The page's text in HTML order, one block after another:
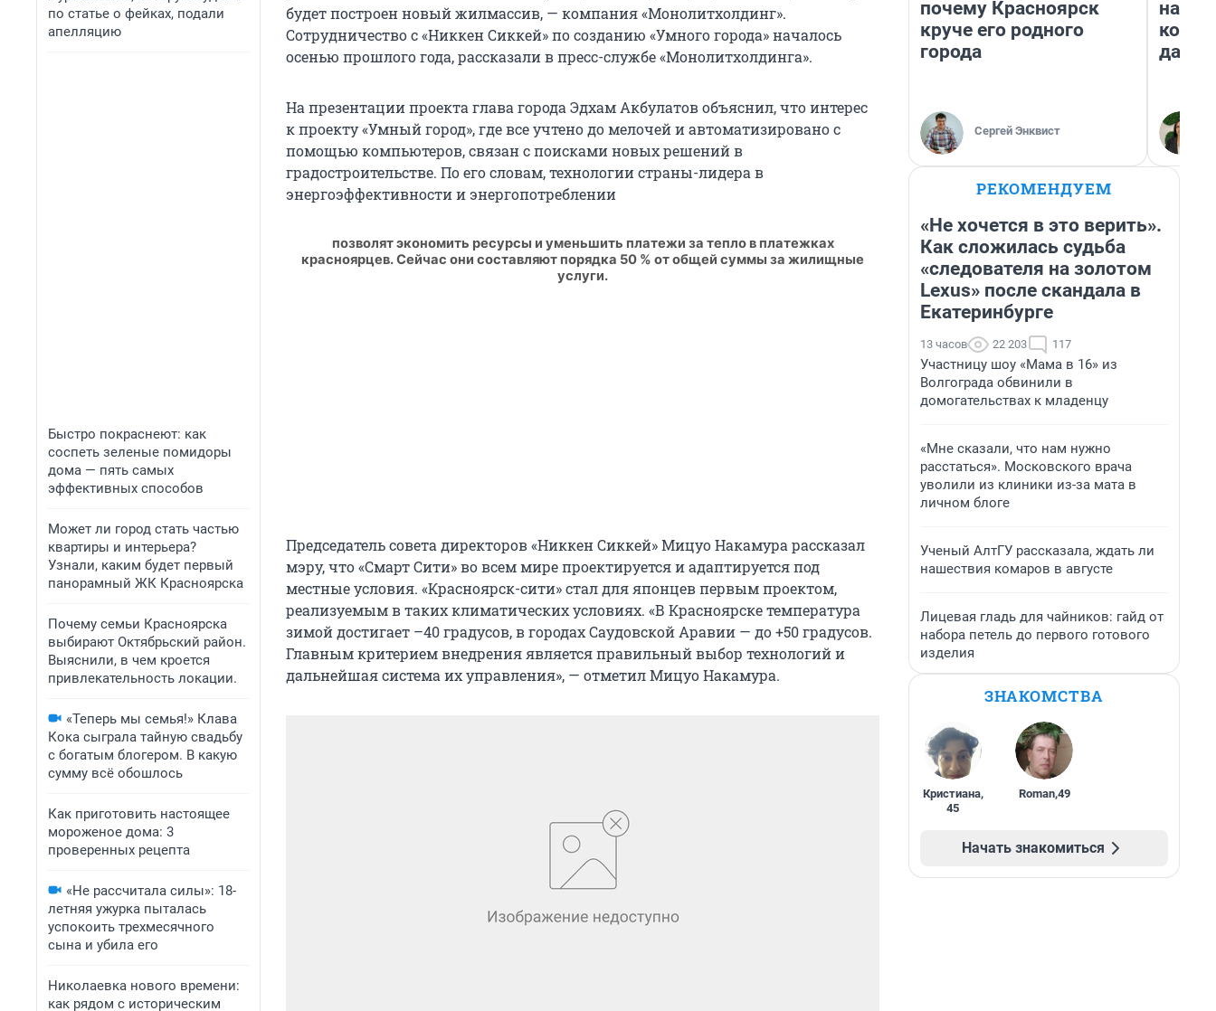
по статье о фейках, подали
апелляцию
Быстро покраснеют: как
соспеть зеленые помидоры
дома — пять самых
эффективных способов
Может ли город стать частью
квартиры и интерьера?
Узнали, каким будет первый
панорамный ЖК Красноярска
Почему семьи Красноярска
выбирают Октябрьский район.
Выяснили, в чем кроется
привлекательность локации.
«Теперь мы семья!» Клава
Кока сыграла тайную свадьбу
с богатым блогером. В какую
сумму всё обошлось
Как приготовить настоящее
мороженое дома: 3
проверенных рецепта
«Не рассчитала силы»: 18-
летняя ужурка пыталась
успокоить трехмесячного
сына и убила его
Николаевка нового времени:
как рядом с историческим
будет построен новый жилмассив, — компания «Монолитхолдинг».
Сотрудничество с «Никкен Сиккей» по созданию «Умного города» началось
осенью прошлого года, рассказали в пресс-службе «Монолитхолдинга».
На презентации проекта глава города Эдхам Акбулатов объяснил, что интерес
к проекту «Умный город», где все учтено до мелочей и автоматизировано с
помощью компьютеров, связан с поисками новых решений в
градостроительстве. По его словам, технологии страны-лидера в
энергоэффективности и энергопотреблении
позволят экономить ресурсы и уменьшить платежи за тепло в платежках
красноярцев. Сейчас они составляют порядка 50 % от общей суммы за жилищные
услуги.
Председатель совета директоров «Никкен Сиккей» Мицуо Накамура рассказал
мэру, что «Смарт Сити» во всем мире проектируется и адаптируется под
местные условия. «Красноярск-сити» стал для японцев первым проектом,
реализуемым в таких климатических условиях. «В Красноярске температура
зимой достигает –40 градусов, в городах Саудовской Аравии — до +50 градусов.
Главным критерием внедрения является правильный выбор технологий и
дальнейшая система их управления», — отметил Мицуо Накамура.
почему Красноярск
круче его родного
города
Сергей Энквист
даже
РЕКОМЕНДУЕМ
«Не хочется в это верить».
Как сложилась судьба
«следователя на золотом
Lexus» после скандала в
Екатеринбурге
13 часов 22 203 117
Участницу шоу «Мама в 16» из
Волгограда обвинили в
домогательствах к младенцу
«Мне сказали, что нам нужно
расстаться». Московского врача
уволили из клиники из-за мата в
личном блоге
Ученый АлтГУ рассказала, ждать ли
нашествия комаров в августе
Лицевая гладь для чайников: гайд от
набора петель до первого готового
изделия
ЗНАКОМСТВА
Кристиана,
45
Roman,49
Начать знакомиться